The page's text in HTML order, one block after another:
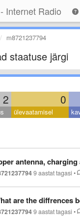
Internet Radio
m8721237794
staatuse järgi
2 0
ülevaatamisel
antenna,
9 aastat tagasi •
are the diffrences
9 aastat tagasi •